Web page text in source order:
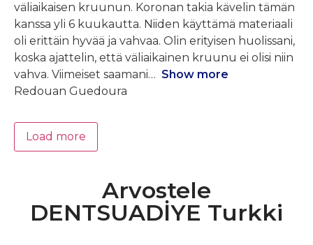
väliaikaisen kruunun. Koronan takia kävelin tämän
kanssa yli 6 kuukautta. Niiden käyttämä materiaali
oli erittäin hyvää ja vahvaa. Olin erityisen huolissani,
koska ajattelin, että väliaikainen kruunu ei olisi niin
vahva. Viimeiset saamani
Show more
Redouan Guedoura
Load more
Arvostele
DENTSUADİYE Turkki